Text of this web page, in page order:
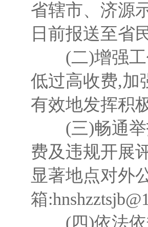
省辖市、济源
日前报送至省
(二)增强工
低过高收费,加
有效地发挥积
(三)畅通举
费及违规开展
显著地点对外
箱
(四)依法依